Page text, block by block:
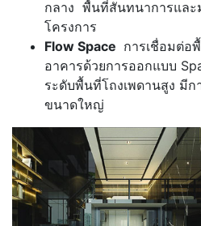
กลาง พื้นที่สันทนาการแล
โครงการ
Flow Space การเชื่อมต่อ
อาคารด้วยการออกแบบ
ระดับพื้นที่โถงเพดานสูง มี
ขนาดใหญ่